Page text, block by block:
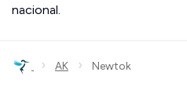
nacional.
› AK › Newtok